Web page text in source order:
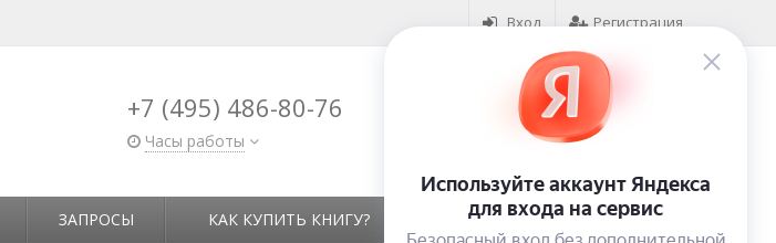
Вход Регистрация
+7 (495) 486-80-76
Часы работы
Корзина ( 0)
на сумму0₽
ЗАПРОСЫ КАК КУПИТЬ КНИГУ? КОНТАКТЫ ОТЗЫВЫ